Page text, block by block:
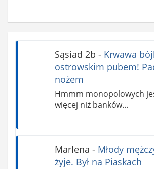
Sąsiad 2b - Krwawa
ostrowskim pubem!
nożem
Hmmm monopolowych
więcej niż banków...
Marlena - Młody
żyje. Był na Piaskach